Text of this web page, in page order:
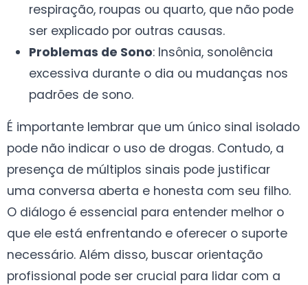
respiração, roupas ou quarto, que não pode
ser explicado por outras causas.
Problemas de Sono: Insônia, sonolência
excessiva durante o dia ou mudanças nos
padrões de sono.
É importante lembrar que um único sinal isolado
pode não indicar o uso de drogas. Contudo, a
presença de múltiplos sinais pode justificar
uma conversa aberta e honesta com seu filho.
O diálogo é essencial para entender melhor o
que ele está enfrentando e oferecer o suporte
necessário. Além disso, buscar orientação
profissional pode ser crucial para lidar com a